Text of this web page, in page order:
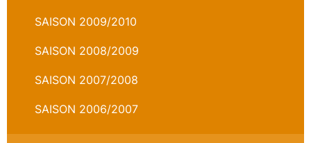
SAISON 2009/2010
SAISON 2008/2009
SAISON 2007/2008
SAISON 2006/2007